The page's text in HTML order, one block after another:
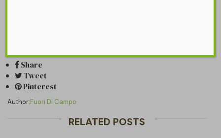
Share it on:
Share
Tweet
Pinterest
Author:Fuori Di Campo
RELATED POSTS